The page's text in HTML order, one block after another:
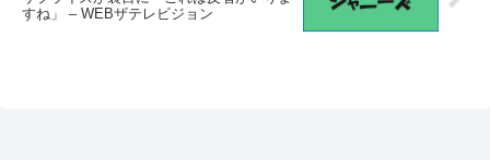
すね」 – WEBザテレビジョン